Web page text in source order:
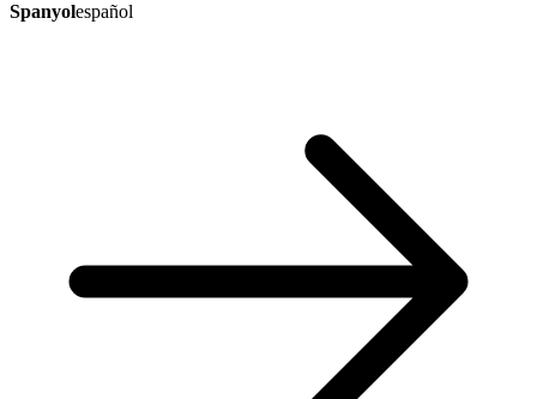
Spanyolespañol